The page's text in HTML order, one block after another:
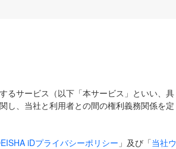
るサービス（以下「本サービス」といい、具
し、当社と利用者との間の権利義務関係を定
iDプライバシーポリシー 」及び「当社ウ